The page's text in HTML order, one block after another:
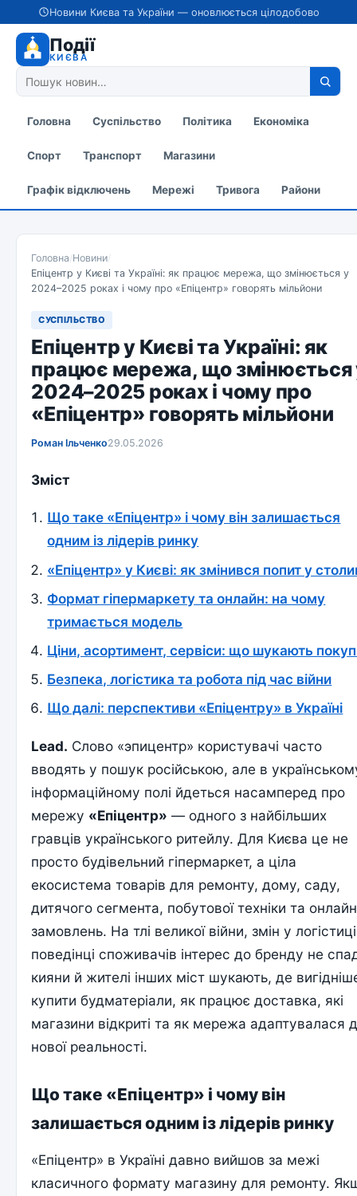
Новини Києва та України — оновлюється цілодобово
Події
КИЄВА
Головна Суспільство Політика Економіка
Спорт Транспорт Магазини
Графік відключень Мережі Тривога Райони
Головна/Новини/
Епіцентр у Києві та Україні: як працює мережа, що змінюється у
2024–2025 роках і чому про «Епіцентр» говорять мільйони
СУСПІЛЬСТВО
Епіцентр у Києві та Україні: як
працює мережа, що змінюється
2024–2025 роках і чому про
«Епіцентр» говорять мільйони
Роман Ільченко29.05.2026
Зміст
Що таке «Епіцентр» і чому він залишається
одним із лідерів ринку
«Епіцентр» у Києві: як змінився попит у
Формат гіпермаркету та онлайн: на чому
тримається модель
Ціни, асортимент, сервіси: що шукають
Безпека, логістика та робота під час війни
Що далі: перспективи «Епіцентру» в Україні
Lead. Слово «эпицентр» користувачі часто
вводять у пошук російською, але в
інформаційному полі йдеться насамперед про
мережу «Епіцентр» — одного з найбільших
гравців українського ритейлу. Для Києва це не
просто будівельний гіпермаркет, а ціла
екосистема товарів для ремонту, дому, саду,
дитячого сегмента, побутової техніки та
замовлень. На тлі великої війни, змін у
поведінці споживачів інтерес до бренду не
кияни й жителі інших міст шукають, де
купити будматеріали, як працює доставка, які
магазини відкриті та як мережа адаптувалася
нової реальності.
Що таке «Епіцентр» і чому він
залишається одним із лідерів ринку
«Епіцентр» в Україні давно вийшов за межі
класичного формату магазину для ремонту.